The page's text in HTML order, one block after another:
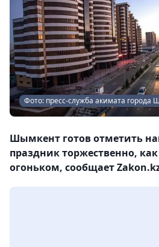
Фото: пресс-служба акимата города
Шымкент готов отметить
праздник торжественно, как
огоньком, сообщает